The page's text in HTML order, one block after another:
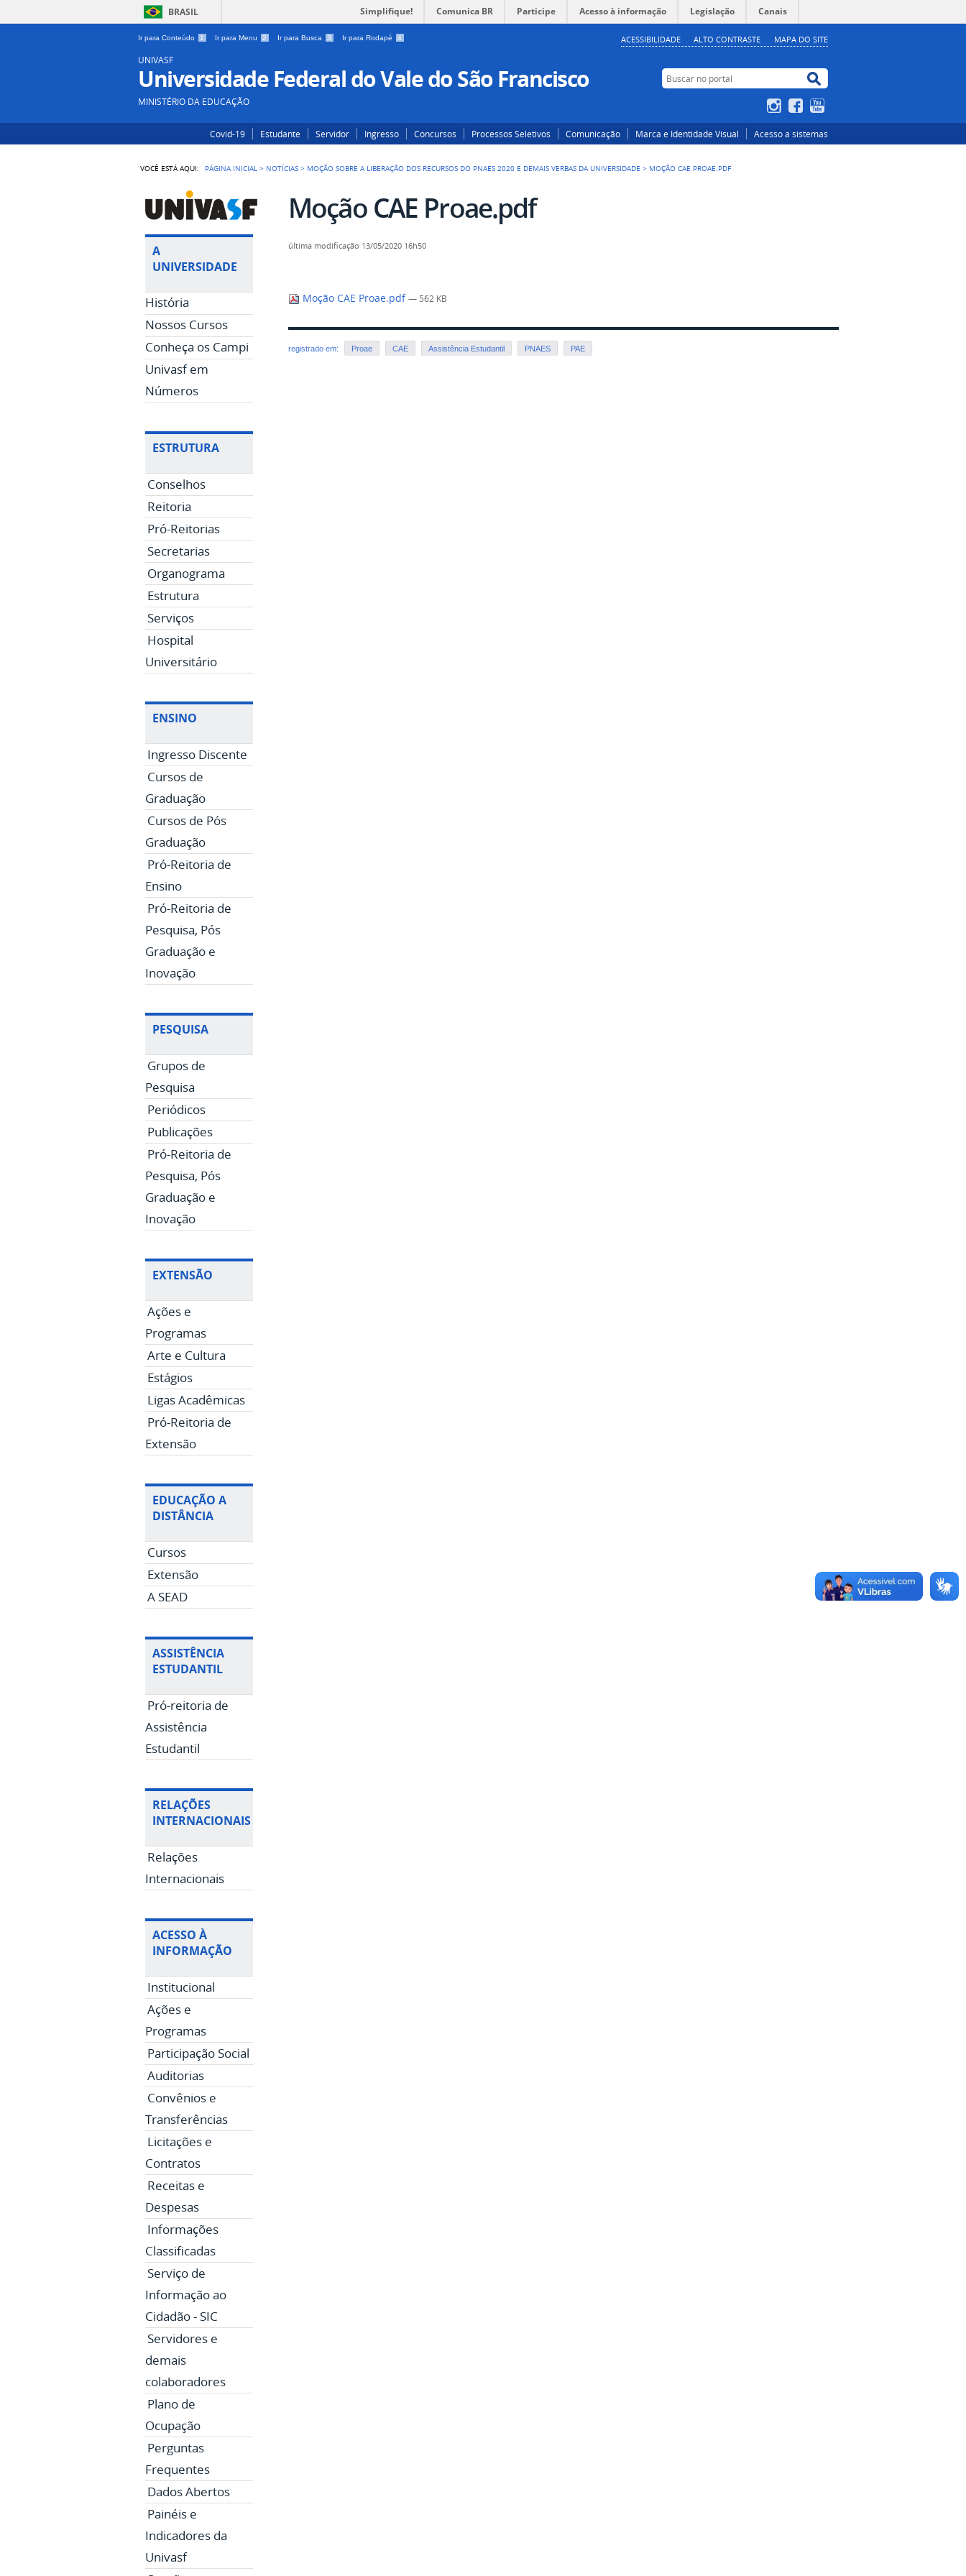
BRASIL Simplifique! Comunica BR Participe Acesso à informação Legislação Canais
Ir para Conteúdo 1 Ir para Menu 2 Ir para Busca 3 Ir para Rodapé 4 ACESSIBILIDADE ALTO CONTRASTE MAPA DO SITE
UNIVASF
Universidade Federal do Vale do São Francisco
MINISTÉRIO DA EDUCAÇÃO
Buscar no portal
Buscar no portal
InstagramFacebook
Covid-19 Estudante Servidor Ingresso Concursos Processos Seletivos Comunicação Marca e Identidade Visual Acesso a sistemas
VOCÊ ESTÁ AQUI: PÁGINA INICIAL > NOTÍCIAS > MOÇÃO SOBRE A LIBERAÇÃO DOS RECURSOS DO PNAES 2020 E DEMAIS VERBAS DA UNIVERSIDADE > MOÇÃO CAE PROAE.PDF
A
UNIVERSIDADE
História
Nossos Cursos
Conheça os Campi
Univasf em
Números
ESTRUTURA
Conselhos
Reitoria
Pró-Reitorias
Secretarias
Organograma
Estrutura
Serviços
Hospital
Universitário
ENSINO
Ingresso Discente
Cursos de
Graduação
Cursos de Pós
Graduação
Pró-Reitoria de
Ensino
Pró-Reitoria de
Pesquisa, Pós
Graduação e
Inovação
PESQUISA
Grupos de
Pesquisa
Periódicos
Publicações
Pró-Reitoria de
Pesquisa, Pós
Graduação e
Inovação
EXTENSÃO
Ações e
Programas
Arte e Cultura
Estágios
Ligas Acadêmicas
Pró-Reitoria de
Extensão
EDUCAÇÃO A
DISTÂNCIA
Cursos
Extensão
A SEAD
ASSISTÊNCIA
ESTUDANTIL
Pró-reitoria de
Assistência
Estudantil
RELAÇÕES
INTERNACIONAIS
Relações
Internacionais
ACESSO À
INFORMAÇÃO
Institucional
Ações e
Programas
Participação Social
Auditorias
Convênios e
Transferências
Licitações e
Contratos
Receitas e
Despesas
Informações
Classificadas
Serviço de
Informação ao
Cidadão - SIC
Servidores e
demais
colaboradores
Plano de
Ocupação
Perguntas
Frequentes
Dados Abertos
Painéis e
Indicadores da
Univasf
Moção CAE Proae.pdf
última modificação 13/05/2020 16h50
Moção CAE Proae.pdf— 562 KB
registrado em: Proae CAE Assistência Estudantil PNAES PAE